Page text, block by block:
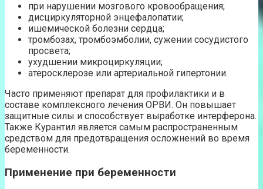
при нарушении мозгового кровообращения;
дисциркуляторной энцефалопатии;
ишемической болезни сердца;
тромбозах, тромбоэмболии, сужении сосудистого
просвета;
ухудшении микроциркуляции;
атеросклерозе или артериальной гипертонии.
Часто применяют препарат для профилактики и в
составе комплексного лечения ОРВИ. Он повышает
защитные силы и способствует выработке интерферона.
Также Курантил является самым распространенным
средством для предотвращения осложнений во время
беременности.
Применение при беременности